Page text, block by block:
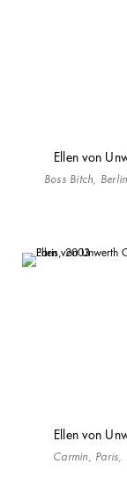
Ellen von
Boss Bitch,
Ellen von
Carmin, Paris,